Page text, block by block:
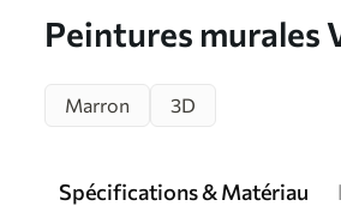
Peintures murales
Marron
3D
Spécifications & Matériau